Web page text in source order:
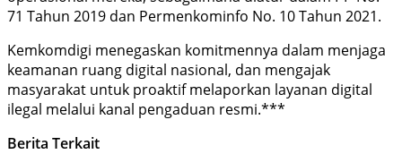
71 Tahun 2019 dan Permenkominfo No. 10 Tahun 2021.
Kemkomdigi menegaskan komitmennya dalam menjaga
keamanan ruang digital nasional, dan mengajak
masyarakat untuk proaktif melaporkan layanan digital
ilegal melalui kanal pengaduan resmi.***
Berita Terkait